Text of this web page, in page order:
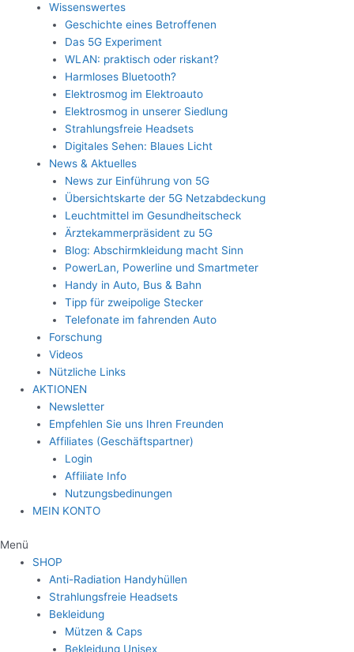
Wissenswertes
Geschichte eines Betroffenen
Das 5G Experiment
WLAN: praktisch oder riskant?
Harmloses Bluetooth?
Elektrosmog im Elektroauto
Elektrosmog in unserer Siedlung
Strahlungsfreie Headsets
Digitales Sehen: Blaues Licht
News & Aktuelles
News zur Einführung von 5G
Übersichtskarte der 5G Netzabdeckung
Leuchtmittel im Gesundheitscheck
Ärztekammerpräsident zu 5G
Blog: Abschirmkleidung macht Sinn
PowerLan, Powerline und Smartmeter
Handy in Auto, Bus & Bahn
Tipp für zweipolige Stecker
Telefonate im fahrenden Auto
Forschung
Videos
Nützliche Links
AKTIONEN
Newsletter
Empfehlen Sie uns Ihren Freunden
Affiliates (Geschäftspartner)
Login
Affiliate Info
Nutzungsbedinungen
MEIN KONTO
Menü
SHOP
Anti-Radiation Handyhüllen
Strahlungsfreie Headsets
Bekleidung
Mützen & Caps
Bekleidung Unisex